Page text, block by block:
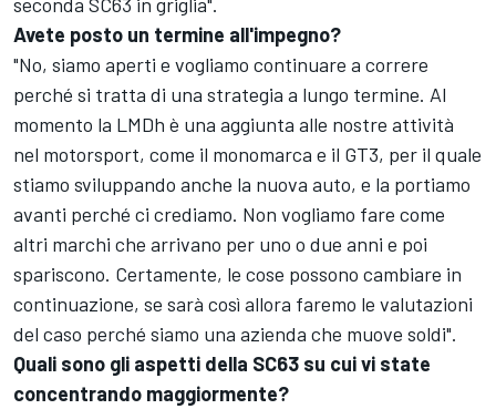
Avete posto un termine all'impegno?
"No, siamo aperti e vogliamo continuare a correre
perché si tratta di una strategia a lungo termine. Al
momento la LMDh è una aggiunta alle nostre attività
nel motorsport, come il monomarca e il GT3, per il quale
stiamo sviluppando anche la nuova auto, e la portiamo
avanti perché ci crediamo. Non vogliamo fare come
altri marchi che arrivano per uno o due anni e poi
spariscono. Certamente, le cose possono cambiare in
continuazione, se sarà così allora faremo le valutazioni
del caso perché siamo una azienda che muove soldi".
Quali sono gli aspetti della SC63 su cui vi state
concentrando maggiormente?